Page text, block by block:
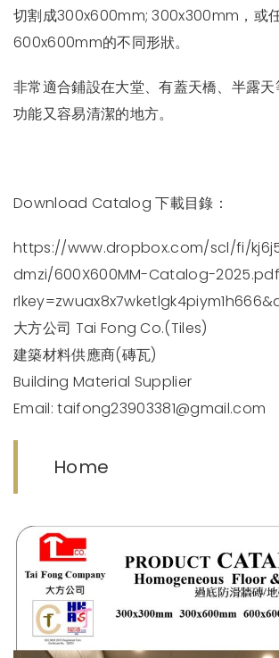
切割成300x600mm; 300x300mm，或
600x600mm的不同形狀。
非常適合鋪設在大堂、有蓋天橋、半露
功能又容易清潔的地方。
Download Catalog 下載目錄：
https://www.dropbox.com/scl/fi/
dmzi/600X600MM-Catalog-
大方公司 Tai Fong Co.(Tiles)
建築材料供應商(磚瓦)
Building Material Supplier
Email:taifong23903381@gmail.com
Home